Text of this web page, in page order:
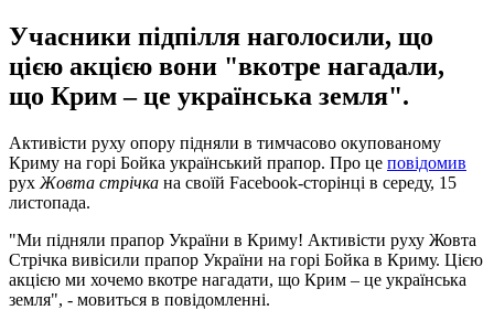
Учасники підпілля наголосили, що
цією акцією вони "вкотре нагадали,
що Крим – це українська земля".
Активісти руху опору підняли в тимчасово окупованому
Криму на горі Бойка український прапор. Про це повідомив
рух Жовта стрічка на своїй Facebook-сторінці в середу, 15
листопада.
"Ми підняли прапор України в Криму! Активісти руху Жовта
Стрічка вивісили прапор України на горі Бойка в Криму. Цією
акцією ми хочемо вкотре нагадати, що Крим – це українська
земля", - мовиться в повідомленні.